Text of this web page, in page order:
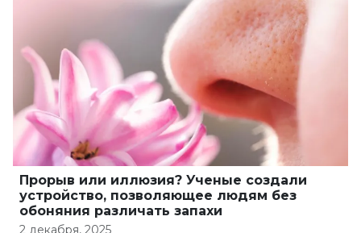
Прорыв или иллюзия? Ученые создали
устройство, позволяющее людям без
обоняния различать запахи
2 декабря, 2025